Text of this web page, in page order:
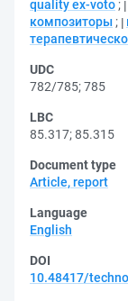
quality ex-voto ;
композиторы ;
UDC
782/785;785
LBC
85.317;85.315
Document type
Article, report
Language
English
DOI
10.48417/